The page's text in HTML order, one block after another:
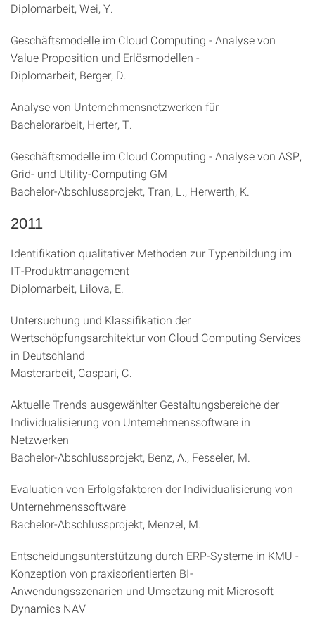
Diplomarbeit, Wei, Y.
Geschäftsmodelle im Cloud Computing - Analyse von
Value Proposition und Erlösmodellen -
Diplomarbeit, Berger, D.
Analyse von Unternehmensnetzwerken für
Bachelorarbeit, Herter, T.
Geschäftsmodelle im Cloud Computing - Analyse von ASP,
Grid- und Utility-Computing GM
Bachelor-Abschlussprojekt, Tran, L., Herwerth, K.
2011
Identifikation qualitativer Methoden zur Typenbildung im
IT-Produktmanagement
Diplomarbeit, Lilova, E.
Untersuchung und Klassifikation der
Wertschöpfungsarchitektur von Cloud Computing Services
in Deutschland
Masterarbeit, Caspari, C.
Aktuelle Trends ausgewählter Gestaltungsbereiche der
Individualisierung von Unternehmenssoftware in
Netzwerken
Bachelor-Abschlussprojekt, Benz, A., Fesseler, M.
Evaluation von Erfolgsfaktoren der Individualisierung von
Unternehmenssoftware
Bachelor-Abschlussprojekt, Menzel, M.
Entscheidungsunterstützung durch ERP-Systeme in KMU -
Konzeption von praxisorientierten BI-
Anwendungsszenarien und Umsetzung mit Microsoft
Dynamics NAV